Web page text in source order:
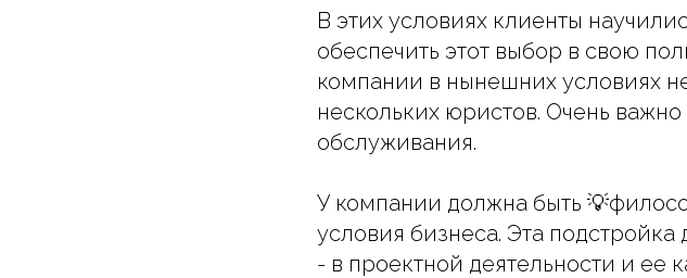
В этих условиях клиенты
обеспечить этот выбор в свою
компании в нынешних условиях
нескольких юристов. Очень
обслуживания.
У компании должна быть
условия бизнеса. Эта
- в проектной деятельности и ее